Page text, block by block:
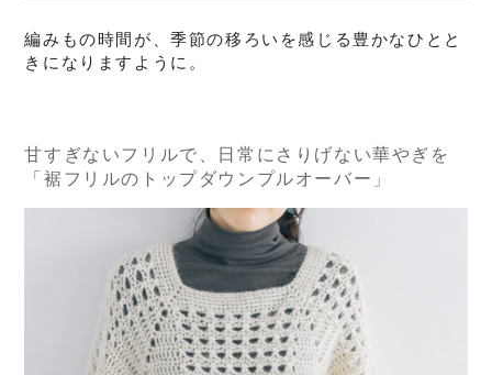
編みもの時間が、季節の移ろいを感じる豊かなひとと
きになりますように。
甘すぎないフリルで、日常にさりげない華やぎを
「裾フリルのトップダウンプルオーバー」